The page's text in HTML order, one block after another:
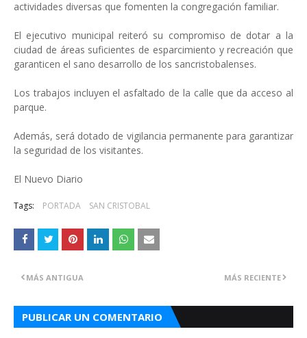
actividades diversas que fomenten la congregación familiar.
El ejecutivo municipal reiteró su compromiso de dotar a la
ciudad de áreas suficientes de esparcimiento y recreación que
garanticen el sano desarrollo de los sancristobalenses.
Los trabajos incluyen el asfaltado de la calle que da acceso al
parque.
Además, será dotado de vigilancia permanente para garantizar
la seguridad de los visitantes.
El Nuevo Diario
Tags: PORTADA SAN CRISTOBAL
MÁS RECIENTE
MÁS ANTIGUA
PUBLICAR UN COMENTARIO